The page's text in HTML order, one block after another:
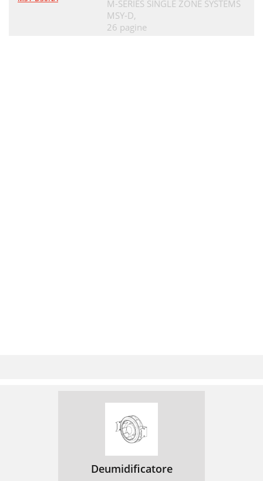
M-SERIES SINGLE ZONE SYSTEMS
MSY-D,
26 pagine
Deumidificatore